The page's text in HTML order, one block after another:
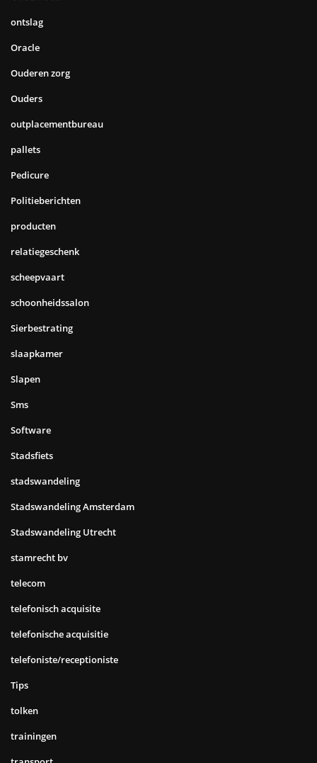
ontslag
Oracle
Ouderen zorg
Ouders
outplacementbureau
pallets
Pedicure
Politieberichten
producten
relatiegeschenk
scheepvaart
schoonheidssalon
Sierbestrating
slaapkamer
Slapen
Sms
Software
Stadsfiets
stadswandeling
Stadswandeling Amsterdam
Stadswandeling Utrecht
stamrecht bv
telecom
telefonisch acquisite
telefonische acquisitie
telefoniste/receptioniste
Tips
tolken
trainingen